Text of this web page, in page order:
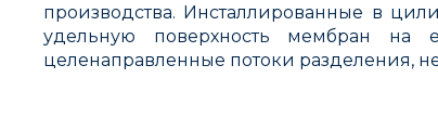
производства. Инсталлированные в
удельную поверхность мембран на
целенаправленные потоки разделения,